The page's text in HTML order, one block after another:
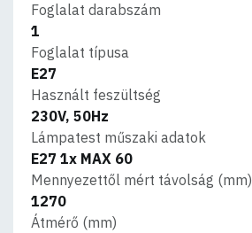
Foglalat darabszám
1
Foglalat típusa
E27
Használt feszültség
230V, 50Hz
Lámpatest műszaki adatok
E27 1x MAX 60
Mennyezettől mért távolság (mm)
1270
Átmérő (mm)